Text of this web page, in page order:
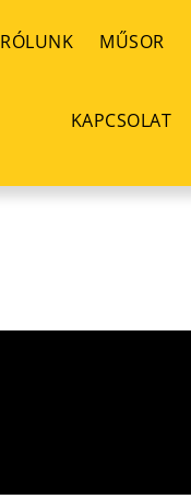
RÓLUNK MŰSOR
KAPCSOLAT